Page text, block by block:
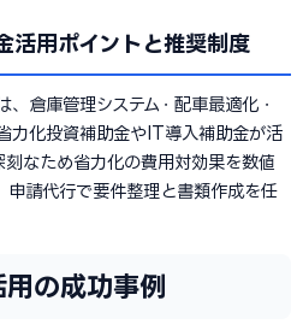
活用ポイントと推奨制度
倉庫管理システム・配車最適化・
力化投資補助金やIT導入補助金が活
刻なため省力化の費用対効果を数値
申請代行で要件整理と書類作成を任
の成功事例